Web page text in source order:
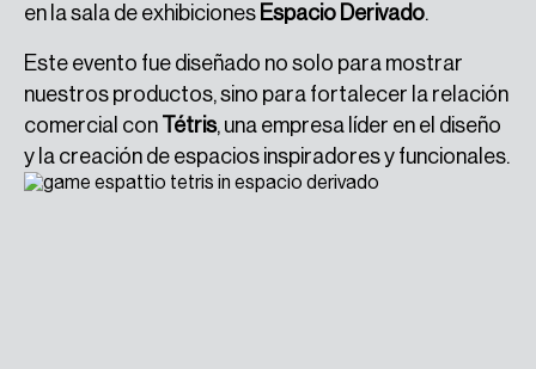
en la sala de exhibiciones Espacio Derivado.
Este evento fue diseñado no solo para mostrar
nuestros productos, sino para fortalecer la relación
comercial con Tétris, una empresa líder en el diseño
y la creación de espacios inspiradores y funcionales.